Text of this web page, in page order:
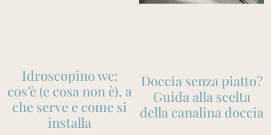
Idroscopino wc:
cos’è (e cosa non è), a
che serve e come si
installa
Doccia senza piatto?
Guida alla scelta
della canalina doccia